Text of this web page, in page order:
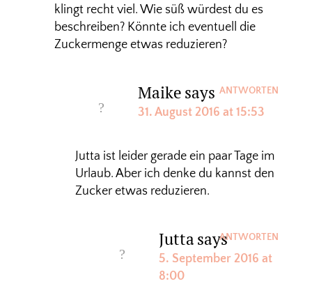
klingt recht viel. Wie süß würdest du es
beschreiben? Könnte ich eventuell die
Zuckermenge etwas reduzieren?
Maikesays
31. August 2016 at 15:53
Jutta ist leider gerade ein paar Tage im
Urlaub. Aber ich denke du kannst den
Zucker etwas reduzieren.
ANTWORTEN
Juttasays
5. September 2016 at
8:00
ANTWORTEN